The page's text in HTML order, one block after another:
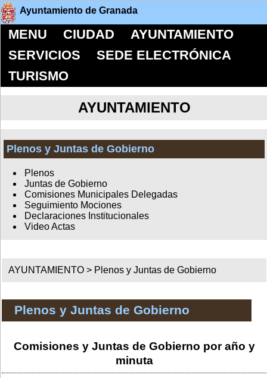
Ayuntamiento de Granada
MENU CIUDAD
AYUNTAMIENTO
SERVICIOS
SEDE ELECTRÓNICA
TURISMO
AYUNTAMIENTO
Plenos y Juntas de Gobierno
Plenos
Juntas de Gobierno
Comisiones Municipales Delegadas
Seguimiento Mociones
Declaraciones Institucionales
Video Actas
AYUNTAMIENTO > Plenos y Juntas de Gobierno
Plenos y Juntas de Gobierno
Comisiones y Juntas de Gobierno por año y
minuta